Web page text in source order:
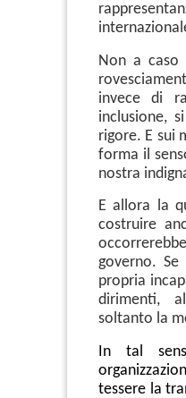
Non a caso
invece di
inclusione,
rigore. E sui
forma il
nostra
E allora la
costruire
governo.
propria
dirimenti,
soltanto la
In tal
tessere la